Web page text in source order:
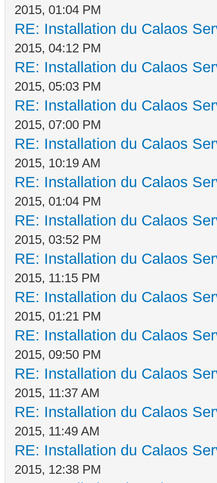
2015, 01:04 PM
RE: Installation du Calaos
2015, 04:12 PM
RE: Installation du Calaos
2015, 05:03 PM
RE: Installation du Calaos
2015, 07:00 PM
RE: Installation du Calaos
2015, 10:19 AM
RE: Installation du Calaos
2015, 01:04 PM
RE: Installation du Calaos
2015, 03:52 PM
RE: Installation du Calaos
2015, 11:15 PM
RE: Installation du Calaos
2015, 01:21 PM
RE: Installation du Calaos
2015, 09:50 PM
RE: Installation du Calaos
2015, 11:37 AM
RE: Installation du Calaos
2015, 11:49 AM
RE: Installation du Calaos
2015, 12:38 PM